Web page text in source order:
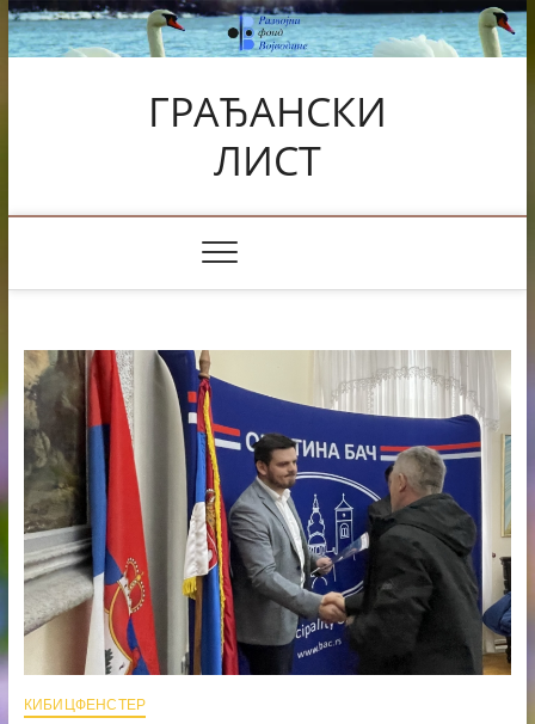
Skip
to
content
ГРАЂАНСКИ
ЛИСТ
КИБИЦФЕНСТЕР